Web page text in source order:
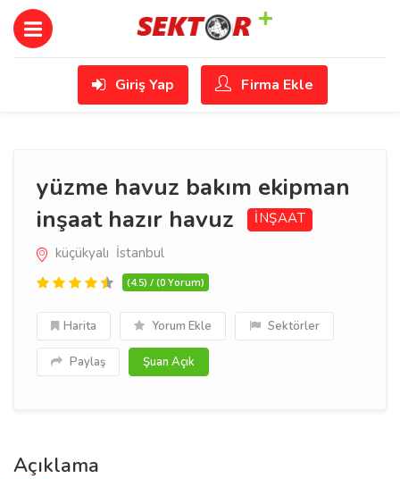
Giriş Yap Firma Ekle
yüzme havuz bakım ekipman
inşaat hazır havuz
İNŞAAT
küçükyalı İstanbul
(4.5) / (0 Yorum)
Harita Yorum Ekle Sektörler
Paylaş Şuan Açık
Açıklama